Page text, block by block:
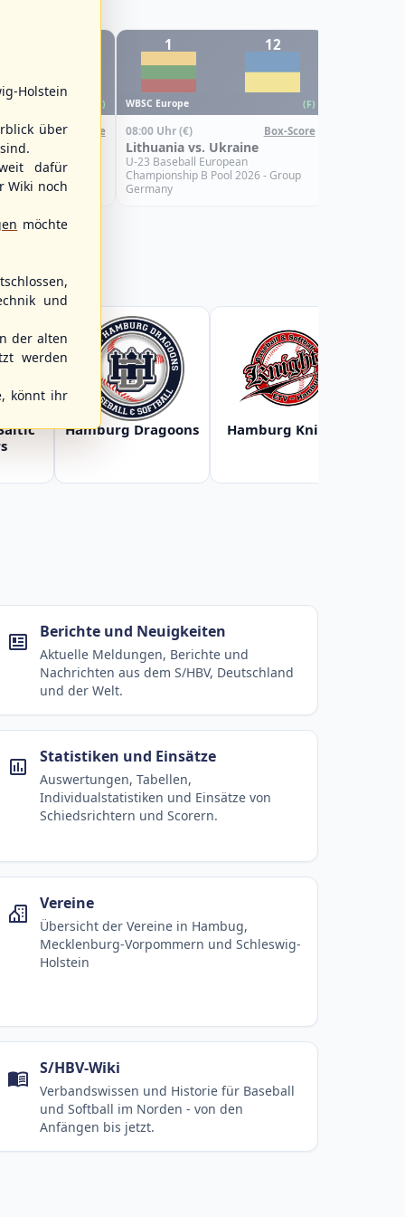
(F)
Box-Score
Israel
2026 - Group
1 12
WBSC Europe (F)
08:00 Uhr(€) Box-Score
Lithuania vs. Ukraine
U-23 Baseball European
Championship B Pool 2026 - Group
Germany
Hamburg Dragoons Hamburg Knights
Berichte und Neuigkeiten
Aktuelle Meldungen, Berichte und
Nachrichten aus dem S/HBV, Deutschland
und der Welt.
Statistiken und Einsätze
Auswertungen, Tabellen,
Individualstatistiken und Einsätze von
Schiedsrichtern und Scorern.
Vereine
Übersicht der Vereine in Hambug,
Mecklenburg-Vorpommern und Schleswig-
Holstein
S/HBV-Wiki
Verbandswissen und Historie für Baseball
und Softball im Norden - von den
Anfängen bis jetzt.
Holstein
über
dafür
Wiki noch
möchte
und
der alten
werden
könnt ihr